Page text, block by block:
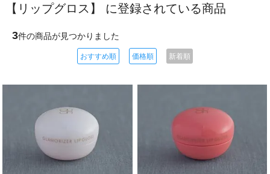
【リップグロス】 に登録されている商品
3件の商品が見つかりました
おすすめ順 価格順 新着順